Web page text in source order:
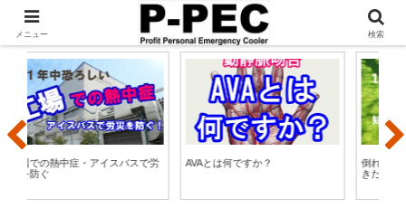
3秒で設置できる！管理者必見の熱中症応急処置用アイスバスP-PEC
AVAとは何ですか？
倒れた人を救命する為！ 覚えてお
メニュー 検索